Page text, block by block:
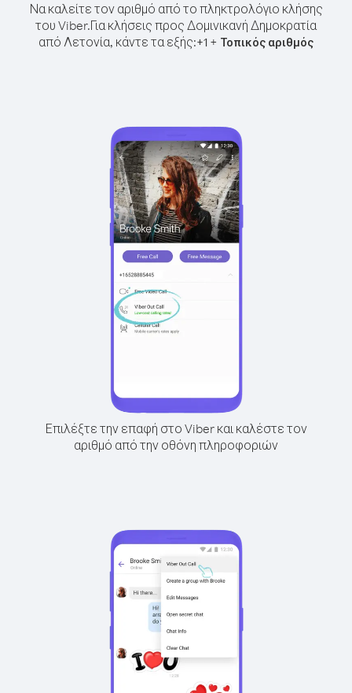
Να καλείτε τον αριθμό από το πληκτρολόγιο κλήσης
του Viber.Για κλήσεις προς Δομινικανή Δημοκρατία
από Λετονία, κάντε τα εξής:+1 + Τοπικός αριθμός
Επιλέξτε την επαφή στο Viber και καλέστε τον
αριθμό από την οθόνη πληροφοριών